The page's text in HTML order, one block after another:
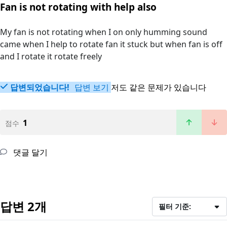
Fan is not rotating with help also
My fan is not rotating when I on only humming sound
came when I help to rotate fan it stuck but when fan is off
and I rotate it rotate freely
답변되었습니다! 답변 보기 저도 같은 문제가 있습니다
점수 1
댓글 달기
답변 2개 필터 기준: